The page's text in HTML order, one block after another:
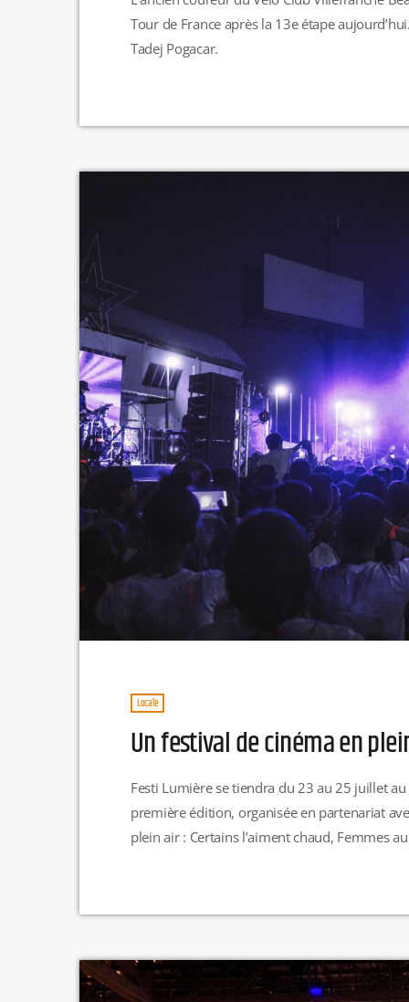
Tour de France après la 13e étape
Tadej Pogacar.
Locale
Un festival de cinéma en
Festi Lumière se tiendra du 23 au 25 juillet
première édition, organisée en partenariat
plein air : Certains l’aiment chaud, Femmes